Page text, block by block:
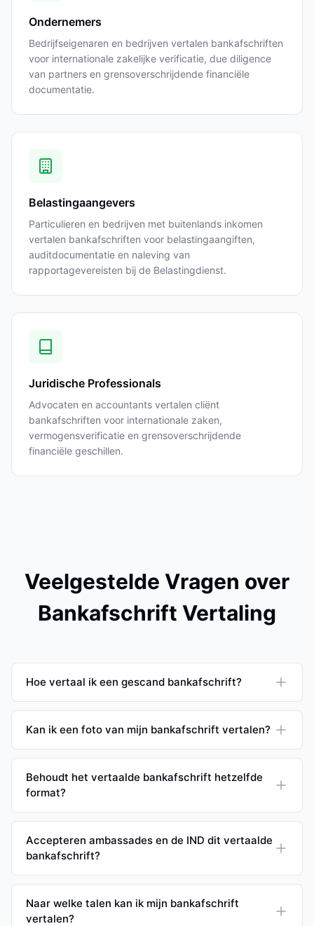
Ondernemers
Bedrijfseigenaren en bedrijven vertalen bankafschriften
voor internationale zakelijke verificatie, due diligence
van partners en grensoverschrijdende financiële
documentatie.
Belastingaangevers
Particulieren en bedrijven met buitenlands inkomen
vertalen bankafschriften voor belastingaangiften,
auditdocumentatie en naleving van
rapportagevereisten bij de Belastingdienst.
Juridische Professionals
Advocaten en accountants vertalen cliënt
bankafschriften voor internationale zaken,
vermogensverificatie en grensoverschrijdende
financiële geschillen.
Veelgestelde Vragen over
Bankafschrift Vertaling
Hoe vertaal ik een gescand bankafschrift?
Kan ik een foto van mijn bankafschrift vertalen?
Behoudt het vertaalde bankafschrift hetzelfde
format?
Accepteren ambassades en de IND dit vertaalde
bankafschrift?
Naar welke talen kan ik mijn bankafschrift
vertalen?